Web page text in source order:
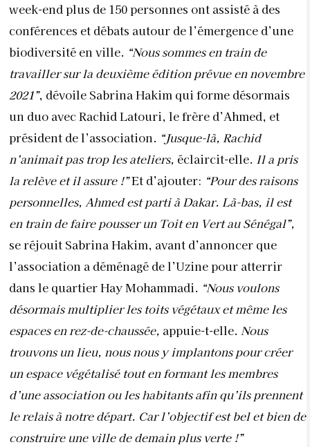
week-end plus de 150 personnes ont assisté à des
conférences et débats autour de l’émergence d’une
biodiversité en ville. “Nous sommes en train de
travailler sur la deuxième édition prévue en novembre
2021”, dévoile Sabrina Hakim qui forme désormais
un duo avec Rachid Latouri, le frère d’Ahmed, et
président de l’association. “Jusque-là, Rachid
n’animait pas trop les ateliers, éclaircit-elle. Il a pris
la relève et il assure !”Et d’ajouter: “Pour des raisons
personnelles, Ahmed est parti à Dakar. Là-bas, il est
en train de faire pousser un Toit en Vert au Sénégal”,
se réjouit Sabrina Hakim, avant d’annoncer que
l’association a déménagé de l’Uzine pour atterrir
dans le quartier Hay Mohammadi. “Nous voulons
désormaismultiplier les toits végétaux et même les
espaces en rez-de-chaussée, appuie-t-elle. Nous
trouvons un lieu, nous nous y implantons pour créer
un espace végétalisé tout en formant les membres
d’une association ou les habitantsafin qu’ils prennent
le relais à notre départ. Carl’objectif est bel et bien de
construire une ville de demain plus verte !”